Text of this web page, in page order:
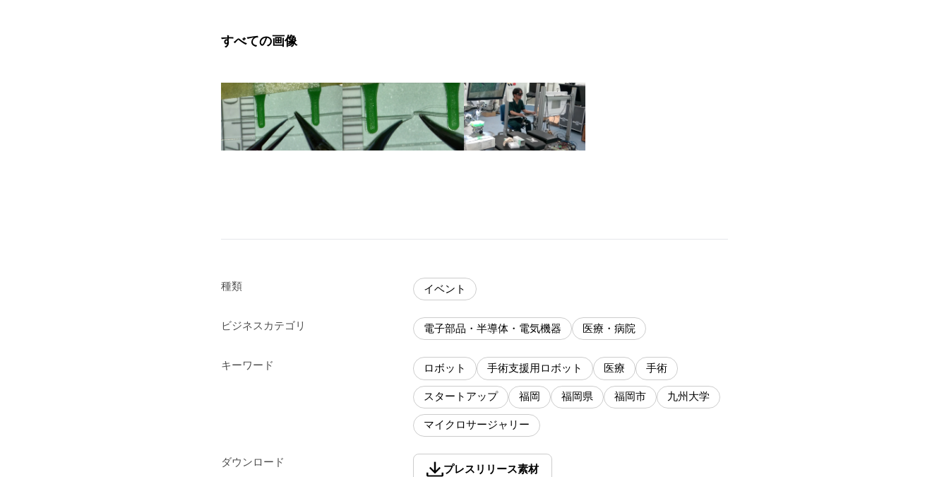
すべての画像
種類 イベント
ビジネスカテゴリ 電子部品・半導体・電気機器 医療・病院
キーワード ロボット 手術支援用ロボット 医療 手術
スタートアップ 福岡 福岡県 福岡市 九州大学
マイクロサージャリー
ダウンロード
プレスリリース素材